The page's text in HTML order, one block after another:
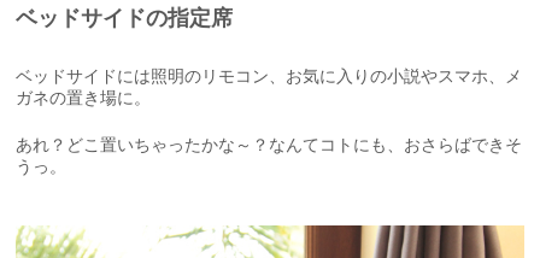
ベッドサイドの指定席
ベッドサイドには照明のリモコン、お気に入りの小説やスマホ、メ
ガネの置き場に。
あれ？どこ置いちゃったかな～？なんてコトにも、おさらばできそ
うっ。